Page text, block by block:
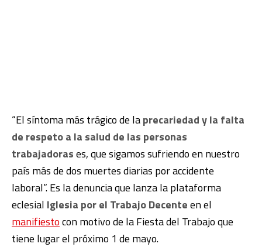
“El síntoma más trágico de laprecariedad y la falta
de respeto a la salud de las personas
trabajadorases, que sigamos sufriendo en nuestro
país más de dos muertes diarias por accidente
laboral”. Es la denuncia que lanza la plataforma
eclesial Iglesia por el Trabajo Decenteen el
manifiestocon motivo de la Fiesta del Trabajo que
tiene lugar el próximo 1 de mayo.